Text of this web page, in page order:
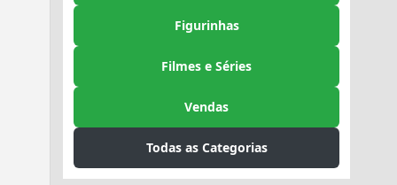
Figurinhas
Filmes e Séries
Vendas
Todas as Categorias